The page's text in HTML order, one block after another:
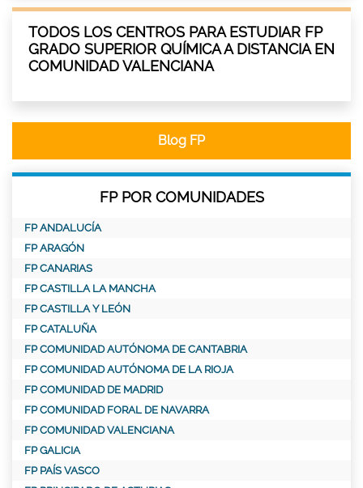
TODOS LOS CENTROS PARA ESTUDIAR FP
GRADO SUPERIOR QUÍMICA A DISTANCIA EN
COMUNIDAD VALENCIANA
Blog FP
FP POR COMUNIDADES
FP ANDALUCÍA
FP ARAGÓN
FP CANARIAS
FP CASTILLA LA MANCHA
FP CASTILLA Y LEÓN
FP CATALUÑA
FP COMUNIDAD AUTÓNOMA DE CANTABRIA
FP COMUNIDAD AUTÓNOMA DE LA RIOJA
FP COMUNIDAD DE MADRID
FP COMUNIDAD FORAL DE NAVARRA
FP COMUNIDAD VALENCIANA
FP GALICIA
FP PAÍS VASCO